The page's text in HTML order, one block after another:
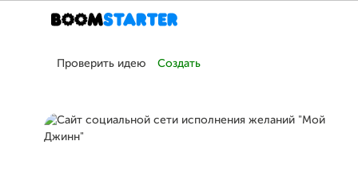
Проверить идею Создать